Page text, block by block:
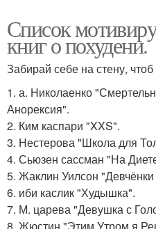
Список
книг о похудени.
Забирай себе на стену, чтоб
1. а. Николаенко
Анорексия".
2. Ким каспари "XXS".
3. Нестерова "Школа для
4. Сьюзен сассман "На
5. Жаклин Уилсон
6. иби каслик "Худышка".
7. М. царева "Девушка с